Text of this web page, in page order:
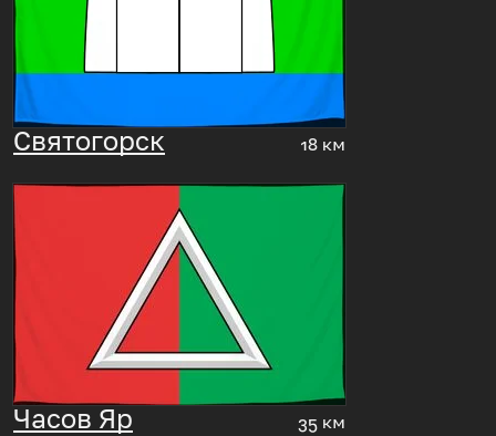
Святогорск 18 км
Часов Яр 35 км